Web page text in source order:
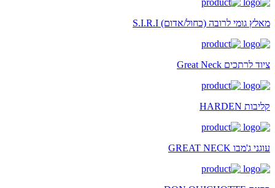
מאלץ גומי לרובה (כחול/אדום) S.I.R.I
ציוד לרתכים Great Neck
קליבות HARDEN
עוגני ג'מבו GREAT NECK